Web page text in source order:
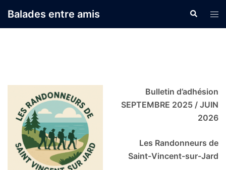
auBalades entre amis
le
Bulletin d’adhésion
SEPTEMBRE 2025 / JUIN
2026
Les Randonneurs de
Saint-Vincent-sur-Jard